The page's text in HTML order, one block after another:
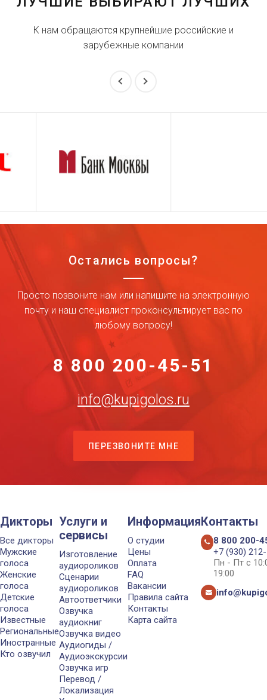
К нам обращаются крупнейшие российские и
зарубежные компании
Остались вопросы?
Просто позвоните нам или напишите на электронную
почту и наш специалист проконсультирует вас по
любому вопросу!
8 800 200-45-51
info@kupigolos.ru
ПЕРЕЗВОНИТЕ МНЕ
Дикторы
Все дикторы
Мужские
голоса
Женские
голоса
Детские
голоса
Известные
Региональные
Иностранные
Кто озвучил
Услуги и
сервисы
Изготовление
аудиороликов
Сценарии
аудиороликов
Автоответчики
Озвучка
аудиокниг
Озвучка видео
Аудиогиды /
Аудиоэкскурсии
Озвучка игр
Перевод /
Локализация
Информация
О студии
Цены
Оплата
FAQ
Вакансии
Правила сайта
Контакты
Карта сайта
Контакты
8 800 200-
+7 (930)
Пн - Пт с
19:00